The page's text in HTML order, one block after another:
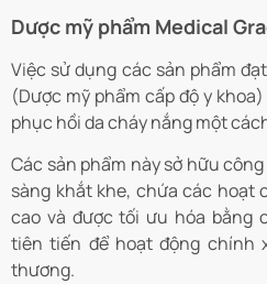
Dược mỹ phẩm Medical
Việc sử dụng các sản phẩm
(Dược mỹ phẩm cấp độ y
phục hồi da cháy nắng một
Các sản phẩm này sở hữu
sàng khắt khe, chứa các hoạt
cao và được tối ưu hóa bằng
tiên tiến để hoạt động chính
thương.